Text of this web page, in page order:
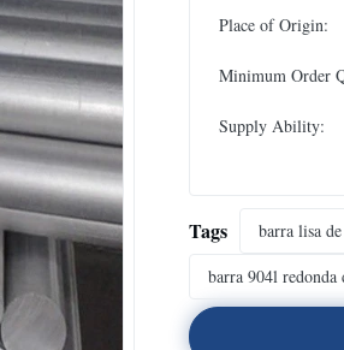
Place of Origin:
Minimum Order
Supply Ability:
Tags barra lisa
barra 904l